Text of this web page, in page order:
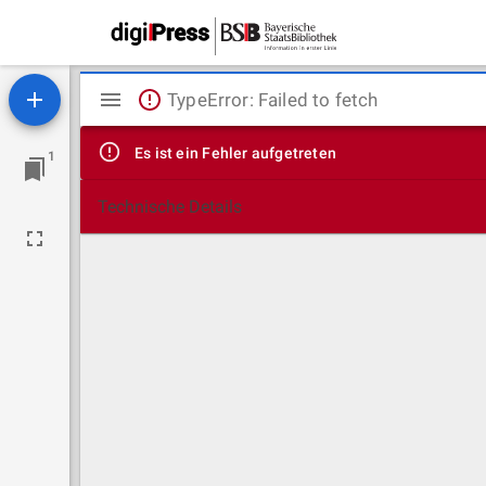
1
Mirador
Viewer
TypeError: Failed to fetch
Es ist ein Fehler aufgetreten
Technische Details